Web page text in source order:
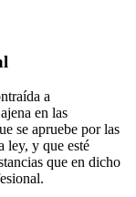
a
en las
se apruebe por las
ley, y que esté
que en dicho